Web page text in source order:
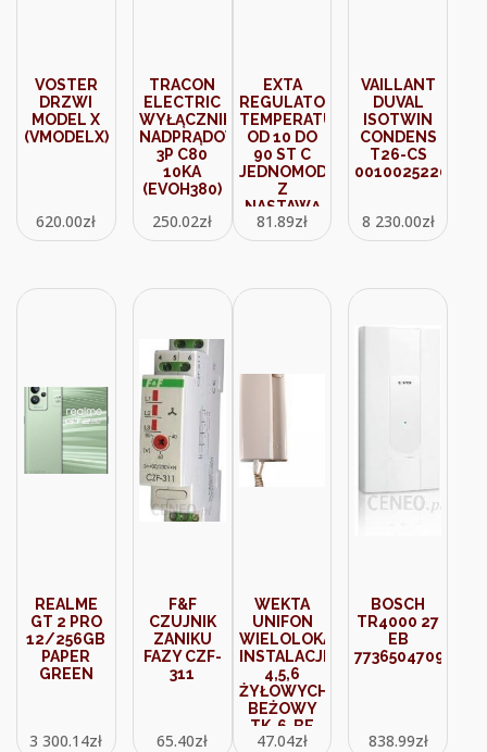
VOSTER
DRZWI
MODEL X
(VMODELX)
620.00zł
TRACON
ELECTRIC
WYŁĄCZNIK
NADPRĄDOWY
3P C80
10KA
(EVOH380)
250.02zł
EXTA
REGULATOR
TEMPERATURY
OD 10 DO
90 ST C
JEDNOMODUŁOWY
Z
NASTAWĄ
HISTEREZY
0,252 STC
81.89zł
VAILLANT
DUVAL
ISOTWIN
CONDENS
T26-CS
0010025220
8 230.00zł
REALME
GT 2 PRO
12/256GB
PAPER
GREEN
3 300.14zł
F&F
CZUJNIK
ZANIKU
FAZY CZF-
311
65.40zł
WEKTA
UNIFON
WIELOLOKATORSKIDO
INSTALACJI
4,5,6
ŻYŁOWYCH
BEŻOWY
TK-6-BE
47.04zł
BOSCH
TR4000 27
EB
7736504709
838.99zł